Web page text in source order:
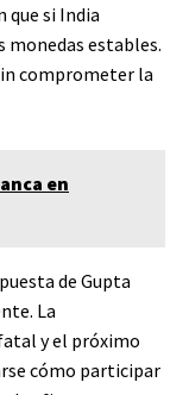
que si India
monedas estables.
comprometer la
en
de Gupta
La
y el próximo
cómo participar